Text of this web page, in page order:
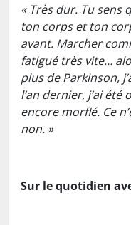
« Très dur. Tu sens
ton corps et ton
avant. Marcher
fatigué très vite…
plus de Parkinson,
l’an dernier, j’ai
encore morflé. Ce
non. »
Sur le quotidien